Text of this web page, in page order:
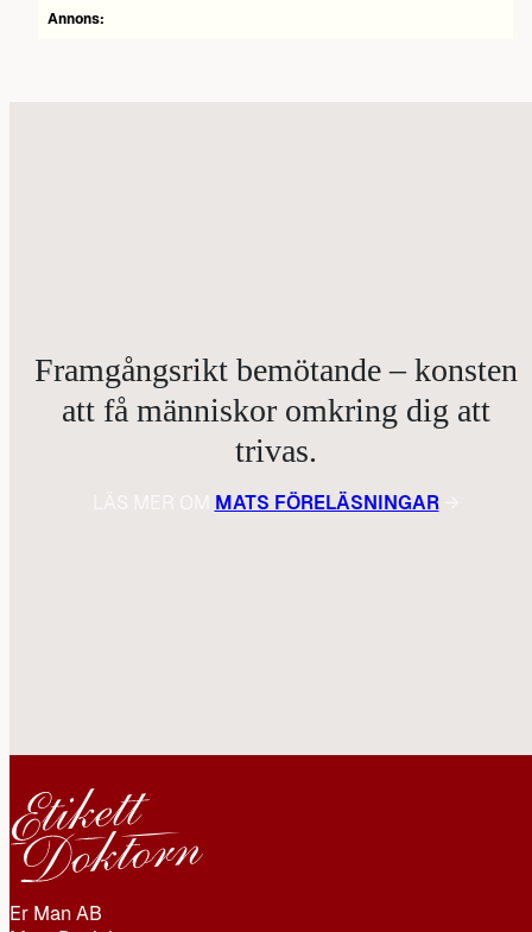
Annons:
Framgångsrikt bemötande – konsten
att få människor omkring dig att
trivas.
MATS FÖRELÄSNINGAR→
Er Man AB